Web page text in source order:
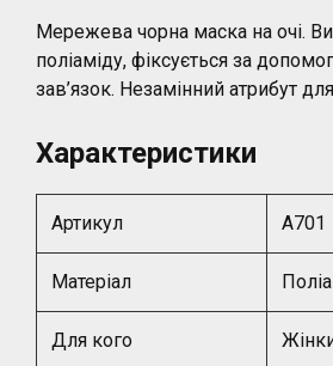
Мережева чорна маска на очі.
поліаміду, фіксується за
зав’язок. Незамінний атрибут
Характеристики
Артикул A701
Матеріал
Для кого